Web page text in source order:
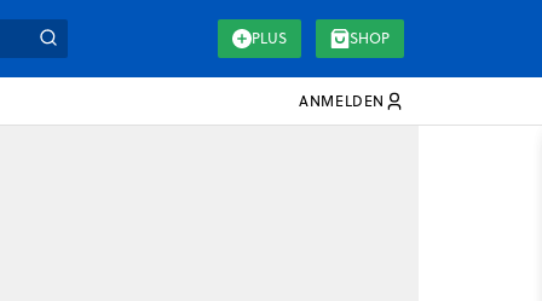
PLUS SHOP
ANMELDEN